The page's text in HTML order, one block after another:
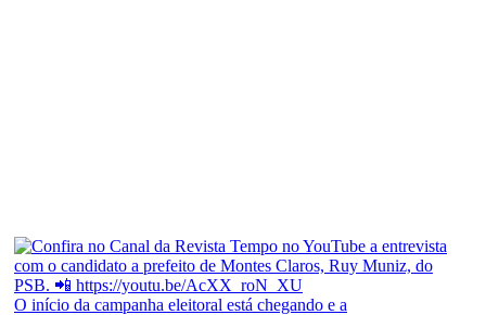
O início da campanha eleitoral está chegando e a